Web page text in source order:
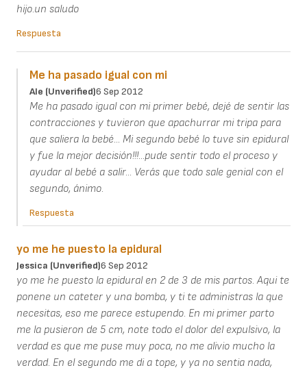
hijo.un saludo
Respuesta
Me ha pasado igual con mi
Ale (unverified)6 Sep 2012
Me ha pasado igual con mi primer bebé, dejé de sentir las
contracciones y tuvieron que apachurrar mi tripa para
que saliera la bebé... Mi segundo bebé lo tuve sin epidural
y fue la mejor decisión!!!...pude sentir todo el proceso y
ayudar al bebé a salir... Verás que todo sale genial con el
segundo, ánimo.
Respuesta
yo me he puesto la epidural
Jessica (unverified)6 Sep 2012
yo me he puesto la epidural en 2 de 3 de mis partos. Aqui te
ponene un cateter y una bomba, y ti te administras la que
necesitas, eso me parece estupendo. En mi primer parto
me la pusieron de 5 cm, note todo el dolor del expulsivo, la
verdad es que me puse muy poca, no me alivio mucho la
verdad. En el segundo me di a tope, y ya no sentia nada,